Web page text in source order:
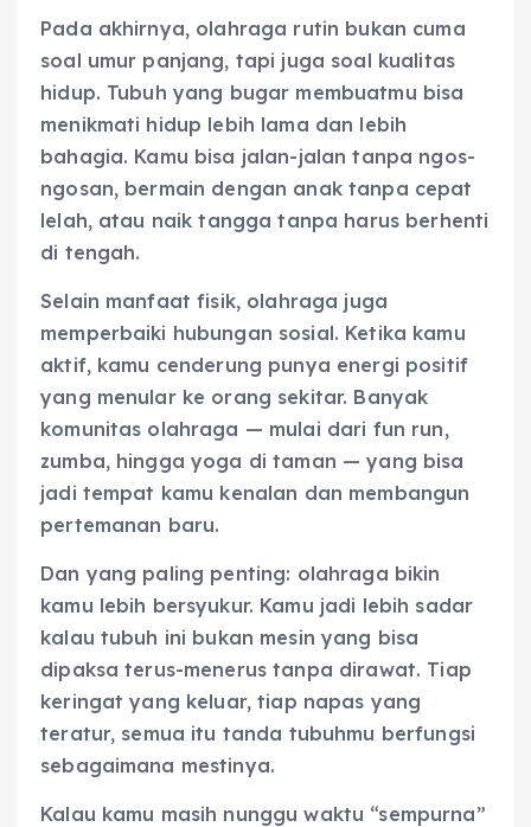
Pada akhirnya, olahraga rutin bukan cuma
soal umur panjang, tapi juga soal kualitas
hidup. Tubuh yang bugar membuatmu bisa
menikmati hidup lebih lama dan lebih
bahagia. Kamu bisa jalan-jalan tanpa ngos-
ngosan, bermain dengan anak tanpa cepat
lelah, atau naik tangga tanpa harus berhenti
di tengah.
Selain manfaat fisik, olahraga juga
memperbaiki hubungan sosial. Ketika kamu
aktif, kamu cenderung punya energi positif
yang menular ke orang sekitar. Banyak
komunitas olahraga — mulai dari fun run,
zumba, hingga yoga di taman — yang bisa
jadi tempat kamu kenalan dan membangun
pertemanan baru.
Dan yang paling penting: olahraga bikin
kamu lebih bersyukur. Kamu jadi lebih sadar
kalau tubuh ini bukan mesin yang bisa
dipaksa terus-menerus tanpa dirawat. Tiap
keringat yang keluar, tiap napas yang
teratur, semua itu tanda tubuhmu berfungsi
sebagaimana mestinya.
Kalau kamu masih nunggu waktu “sempurna”